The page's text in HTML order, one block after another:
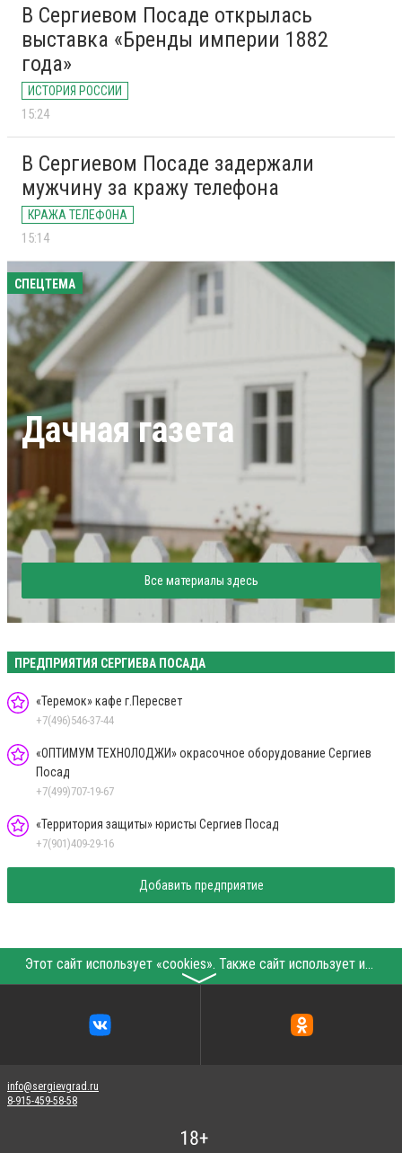
В Сергиевом Посаде открылась
выставка «Бренды империи 1882
года»
ИСТОРИЯ РОССИИ
15:24
В Сергиевом Посаде задержали
мужчину за кражу телефона
КРАЖА ТЕЛЕФОНА
15:14
СПЕЦТЕМА
Дачная газета
Все материалы здесь
ПРЕДПРИЯТИЯ СЕРГИЕВА ПОСАДА
«Теремок» кафе г.Пересвет
+7(496)546-37-44
«ОПТИМУМ ТЕХНОЛОДЖИ» окрасочное оборудование Сергиев
Посад
+7(499)707-19-67
«Территория защиты» юристы Сергиев Посад
+7(901)409-29-16
Добавить предприятие
Этот сайт использует «cookies». Также сайт использует интернет-сервис для сбора технических данных касательно посетителей с целью получения маркетинговой и статистической информации. Условия обработки данных посетителей сайта см.
〉
info@sergievgrad.ru
8-915-459-58-58